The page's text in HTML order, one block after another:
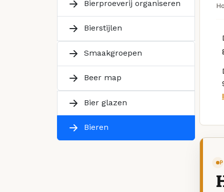
Bierproeverij organiseren
Bierstijlen
Smaakgroepen
Beer map
Bier glazen
Bieren